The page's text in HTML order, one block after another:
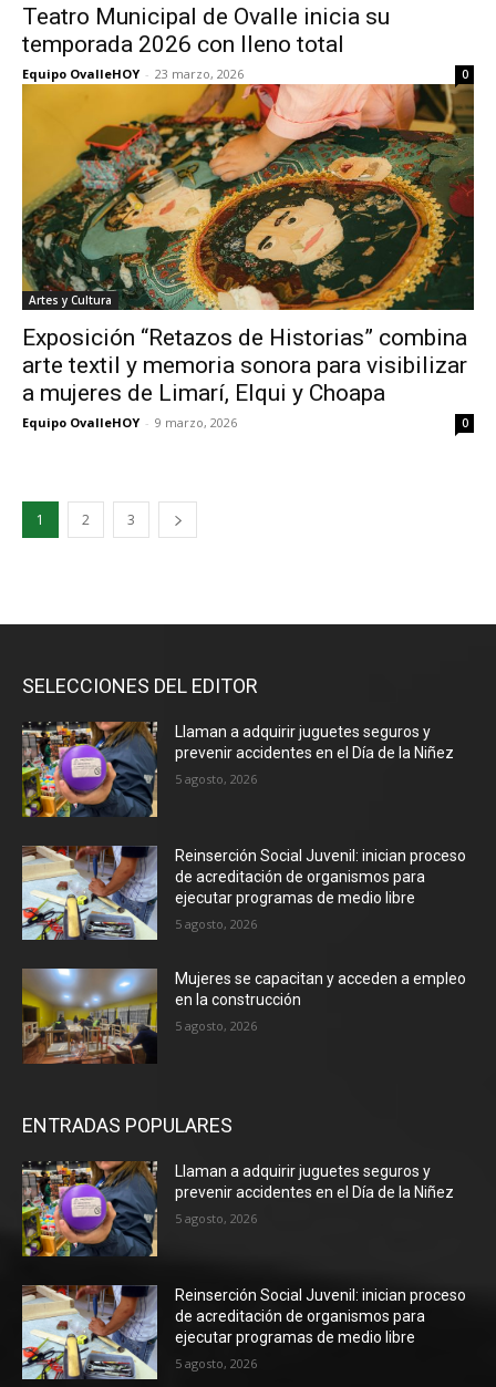
Teatro Municipal de Ovalle inicia su
temporada 2026 con lleno total
Equipo OvalleHOY - 23 marzo, 2026 0
Artes y Cultura
Exposición “Retazos de Historias” combina
arte textil y memoria sonora para visibilizar
a mujeres de Limarí, Elqui y Choapa
Equipo OvalleHOY - 9 marzo, 2026 0
1 2 3
SELECCIONES DEL EDITOR
Llaman a adquirir juguetes seguros y
prevenir accidentes en el Día de la Niñez
5 agosto, 2026
Reinserción Social Juvenil: inician proceso
de acreditación de organismos para
ejecutar programas de medio libre
5 agosto, 2026
Mujeres se capacitan y acceden a empleo
en la construcción
5 agosto, 2026
ENTRADAS POPULARES
Llaman a adquirir juguetes seguros y
prevenir accidentes en el Día de la Niñez
5 agosto, 2026
Reinserción Social Juvenil: inician proceso
de acreditación de organismos para
ejecutar programas de medio libre
5 agosto, 2026